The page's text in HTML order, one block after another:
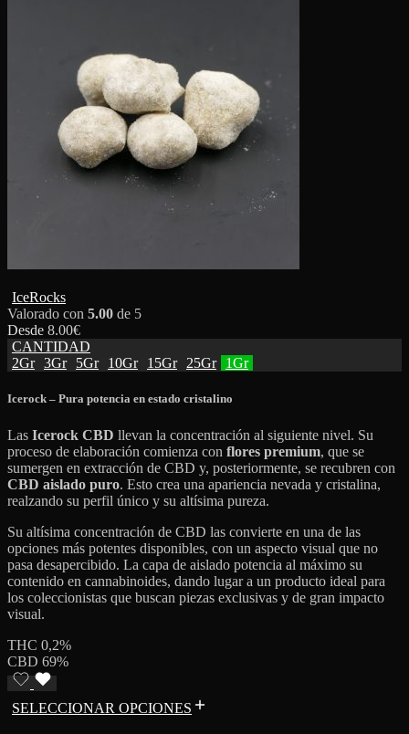
IceRocks
Valorado con 5.00 de 5
Desde 8.00€
CANTIDAD
2Gr 3Gr 5Gr 10Gr 15Gr 25Gr 1Gr
Icerock – Pura potencia en estado cristalino
Las Icerock CBD llevan la concentración al siguiente nivel. Su
proceso de elaboración comienza con flores premium, que se
sumergen en extracción de CBD y, posteriormente, se recubren con
CBD aislado puro. Esto crea una apariencia nevada y cristalina,
realzando su perfil único y su altísima pureza.
Su altísima concentración de CBD las convierte en una de las
opciones más potentes disponibles, con un aspecto visual que no
pasa desapercibido. La capa de aislado potencia al máximo su
contenido en cannabinoides, dando lugar a un producto ideal para
los coleccionistas que buscan piezas exclusivas y de gran impacto
visual.
THC 0,2%
CBD 69%
SELECCIONAR OPCIONES